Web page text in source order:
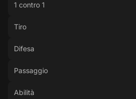
1 contro 1
Tiro
Difesa
Passaggio
Abilità